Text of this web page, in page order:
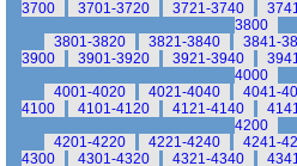
3700
3701-3720 3721-3740
3800
3801-3820
3821-3840 3841-
3900
3901-3920 3921-3940
4000
4001-4020
4021-4040 4041-
4100
4101-4120 4121-4140
4200
4201-4220
4221-4240 4241-
4300
4301-4320 4321-4340